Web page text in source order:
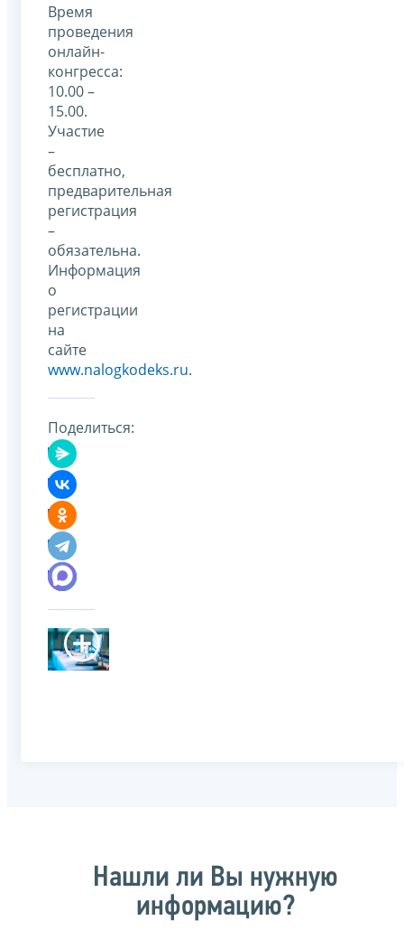
Время
проведения
онлайн-
конгресса:
10.00 –
15.00.
Участие
–
бесплатно,
предварительная
регистрация
–
обязательна.
Информация
о
регистрации
на
сайте
www.nalogkodeks.ru.
Поделиться:
Нашли ли Вы нужную
информацию?